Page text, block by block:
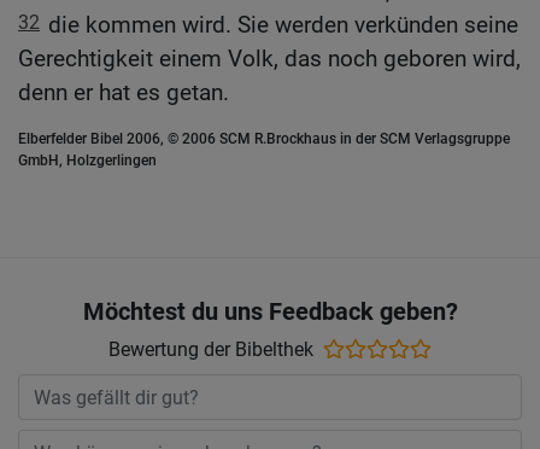
32 die kommen wird. Sie werden verkünden seine
Gerechtigkeit einem Volk, das noch geboren wird,
denn er hat es getan.
Elberfelder Bibel 2006, © 2006 SCM R.Brockhaus in der SCM Verlagsgruppe
GmbH, Holzgerlingen
Möchtest du uns Feedback geben?
Bewertung der Bibelthek